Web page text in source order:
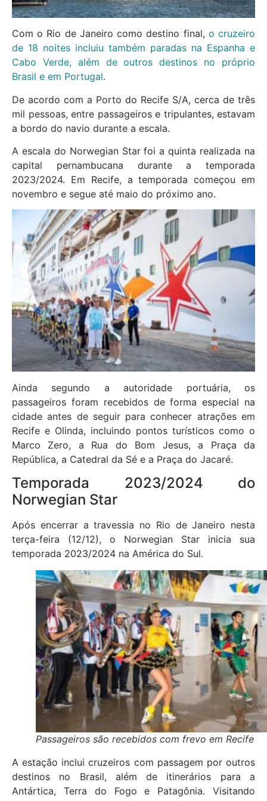
Com o Rio de Janeiro como destino final, o cruzeiro
de 18 noites incluiu também paradas na Espanha e
Cabo Verde, além de outros destinos no próprio
Brasil e em Portugal.
De acordo com a Porto do Recife S/A, cerca de três
mil pessoas, entre passageiros e tripulantes, estavam
a bordo do navio durante a escala.
A escala do Norwegian Star foi a quinta realizada na
capital pernambucana durante a temporada
2023/2024. Em Recife, a temporada começou em
novembro e segue até maio do próximo ano.
Ainda segundo a autoridade portuária, os
passageiros foram recebidos de forma especial na
cidade antes de seguir para conhecer atrações em
Recife e Olinda, incluindo pontos turísticos como o
Marco Zero, a Rua do Bom Jesus, a Praça da
República, a Catedral da Sé e a Praça do Jacaré.
Temporada 2023/2024 do
Norwegian Star
Após encerrar a travessia no Rio de Janeiro nesta
terça-feira (12/12), o Norwegian Star inicia sua
temporada 2023/2024 na América do Sul.
Passageiros são recebidos com frevo em Recife
A estação inclui cruzeiros com passagem por outros
destinos no Brasil, além de itinerários para a
Antártica, Terra do Fogo e Patagônia. Visitando